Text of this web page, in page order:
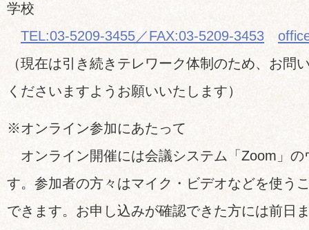
学校
TEL:03-5209-3455／FAX:03-5209-3453
（現在は引き続きテレワーク体制のため、お問
くださいますようお願いいたします）
※オンライン参加にあたって
オンライン開催には会議システム「Zoom」の
す。参加者の方々はマイク・ビデオなどを使う
できます。お申し込みが確認できた方には前日